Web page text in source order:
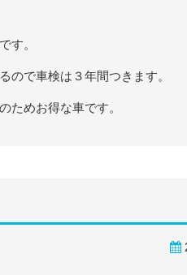
す。
ので車検は３年間つきます。
ためお得な車です。